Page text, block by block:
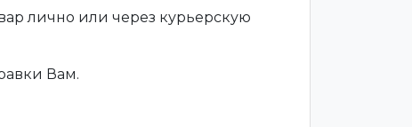
лично или через курьерскую
Вам.